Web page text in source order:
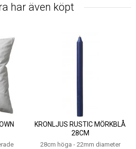
har även köpt
KRONLJUS RUSTIC MÖRKBLÅ
28CM
28cm höga - 22mm diameter